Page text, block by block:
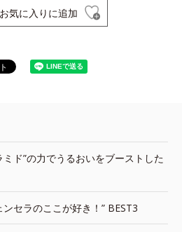
気に入りに追加
ド”の力でうるおいをブーストした
セラのここが好き！” BEST3